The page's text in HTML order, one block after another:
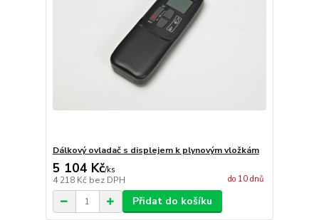
Dálkový ovladač s displejem k plynovým vložkám
5 104 Kč/ks
4 218 Kč bez DPH do 10 dnů
Přidat do košíku